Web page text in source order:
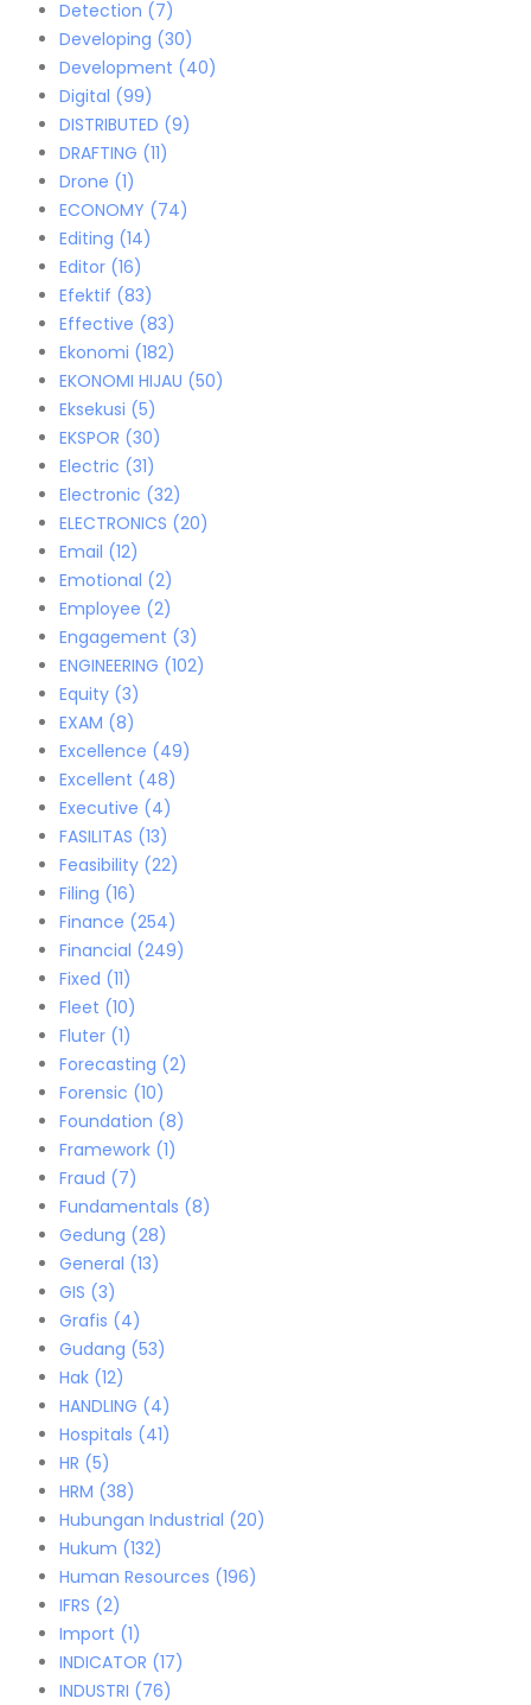
Detection (7)
Developing (30)
Development (40)
Digital (99)
DISTRIBUTED (9)
DRAFTING (11)
Drone (1)
ECONOMY (74)
Editing (14)
Editor (16)
Efektif (83)
Effective (83)
Ekonomi (182)
EKONOMI HIJAU (50)
Eksekusi (5)
EKSPOR (30)
Electric (31)
Electronic (32)
ELECTRONICS (20)
Email (12)
Emotional (2)
Employee (2)
Engagement (3)
ENGINEERING (102)
Equity (3)
EXAM (8)
Excellence (49)
Excellent (48)
Executive (4)
FASILITAS (13)
Feasibility (22)
Filing (16)
Finance (254)
Financial (249)
Fixed (11)
Fleet (10)
Fluter (1)
Forecasting (2)
Forensic (10)
Foundation (8)
Framework (1)
Fraud (7)
Fundamentals (8)
Gedung (28)
General (13)
GIS (3)
Grafis (4)
Gudang (53)
Hak (12)
HANDLING (4)
Hospitals (41)
HR (5)
HRM (38)
Hubungan Industrial (20)
Hukum (132)
Human Resources (196)
IFRS (2)
Import (1)
INDICATOR (17)
INDUSTRI (76)